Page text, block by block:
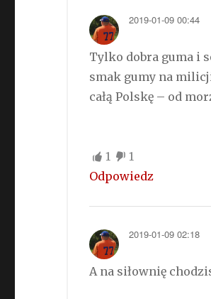
2019-01-09 00:44
Tylko dobra guma i
smak gumy na
całą Polskę – od
1
1
Odpowiedz
2019-01-09 02:18
A na siłownię